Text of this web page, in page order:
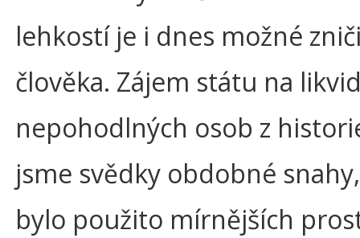
lehkostí je i dnes možné
člověka. Zájem státu na
nepohodlných osob z
jsme svědky obdobné
bylo použito mírnějších